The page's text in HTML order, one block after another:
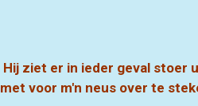
Hij ziet er in ieder geval stoer
met voor m'n neus over te